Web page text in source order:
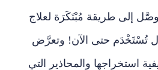
إلى طريقة مُبْتَكَرَة لعلاج
تُسْتَخْدَم حتى الآن! وتعرَّض
استخراجها والمحاذير التي